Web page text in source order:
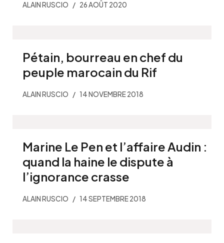
ALAIN RUSCIO 26 AOÛT 2020
Pétain, bourreau en chef du
peuple marocain du Rif
ALAIN RUSCIO 14 NOVEMBRE 2018
Marine Le Pen et l’affaire Audin :
quand la haine le dispute à
l’ignorance crasse
ALAIN RUSCIO 14 SEPTEMBRE 2018